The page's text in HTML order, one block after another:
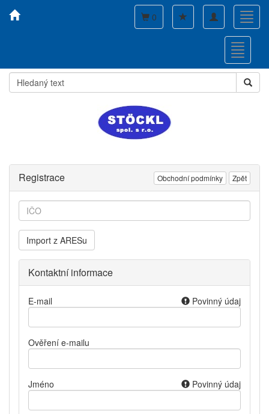
Toggle
navigation
0
Toggle
Registrace Obchodní podmínky Zpět
Import z ARESu
Kontaktní informace
E-mail Povinný údaj
Ověření e-mailu
Jméno Povinný údaj